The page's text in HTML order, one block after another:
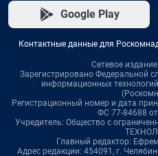
Google Play
Контактные данные для
Сетевое
Зарегистрировано Федеральной
информационных
Регистрационный номер и дата
ФС 77-84688
Учредитель: Общество с
Главный редактор:
Адрес редакции: 454091, г.